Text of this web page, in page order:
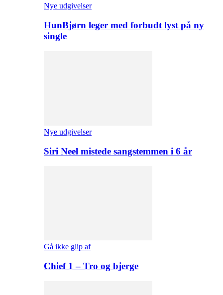
Nye udgivelser
HunBjørn leger med forbudt lyst på ny
single
Nye udgivelser
Siri Neel mistede sangstemmen i 6 år
Gå ikke glip af
Chief 1 – Tro og bjerge